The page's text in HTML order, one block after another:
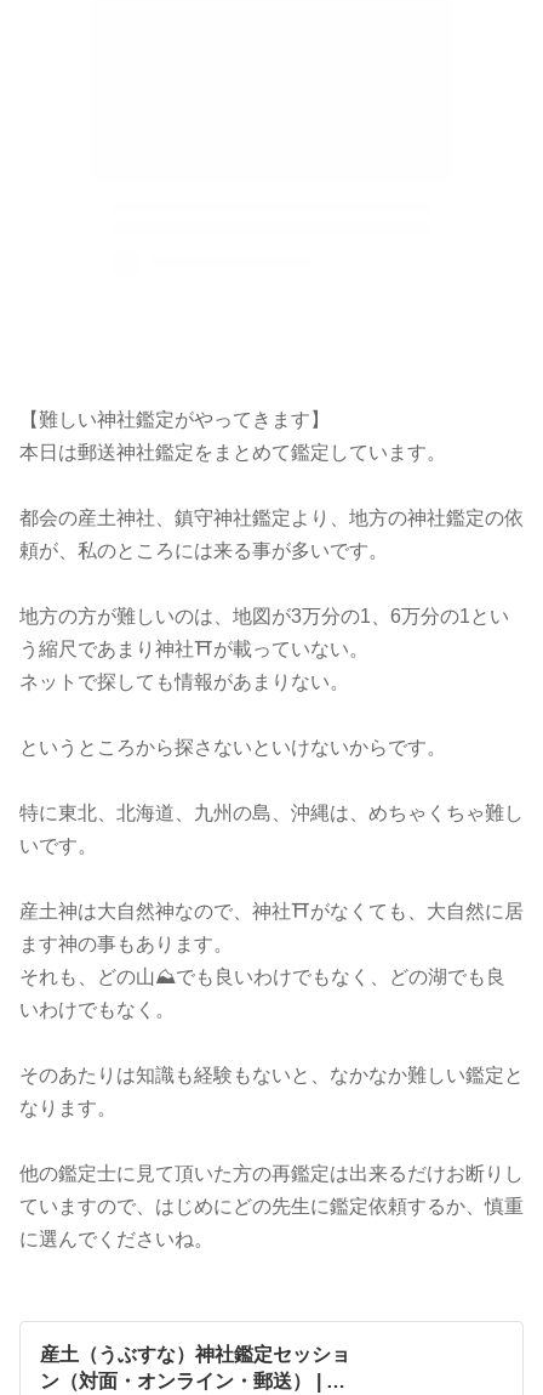
【難しい神社鑑定がやってきます】
本日は郵送神社鑑定をまとめて鑑定しています。
都会の産土神社、鎮守神社鑑定より、地方の神社鑑定の依
頼が、私のところには来る事が多いです。
地方の方が難しいのは、地図が3万分の1、6万分の1とい
う縮尺であまり神社⛩️が載っていない。
ネットで探しても情報があまりない。
というところから探さないといけないからです。
特に東北、北海道、九州の島、沖縄は、めちゃくちゃ難し
いです。
産土神は大自然神なので、神社⛩️がなくても、大自然に居
ます神の事もあります。
それも、どの山⛰️でも良いわけでもなく、どの湖でも良
いわけでもなく。
そのあたりは知識も経験もないと、なかなか難しい鑑定と
なります。
他の鑑定士に見て頂いた方の再鑑定は出来るだけお断りし
ていますので、はじめにどの先生に鑑定依頼するか、慎重
に選んでくださいね。
産土（うぶすな）神社鑑定セッショ
ン（対面・オンライン・郵送） | 行